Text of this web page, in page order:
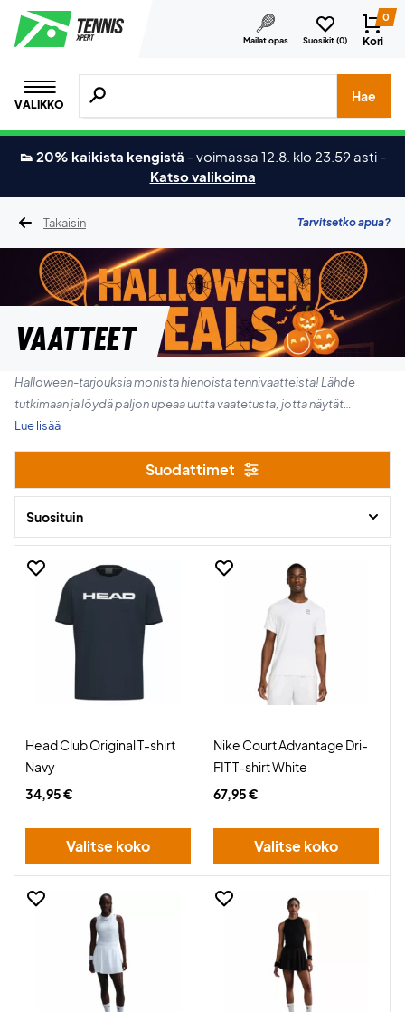
Mailat opas Suosikit (0)
0
Kori
VALIKKO
Hae tuotteita, merkkejä jne.
Hae
👟 20% kaikista kengistä -voimassa 12.8. klo 23.59 asti -
Katso valikoima
Takaisin Tarvitsetko apua?
Vaatteet
Halloween-tarjouksia monista hienoista tennivaatteista! Lähde
tutkimaan ja löydä paljon upeaa uutta vaatetusta, jotta näytät
terävältä kentällä. Vietämme Halloweenia ajalla 23. lokakuuta - 3.
Hyviä ostoksia!
Lue lisää
Suodattimet
Suosituin
Head Club Original T-shirt
Navy
34,95 €
Valitse koko
Nike Court Advantage Dri-
FIT T-shirt White
67,95 €
Valitse koko